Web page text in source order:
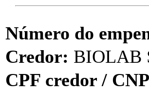
Número do
Credor: BIOLAB
CPF credor /